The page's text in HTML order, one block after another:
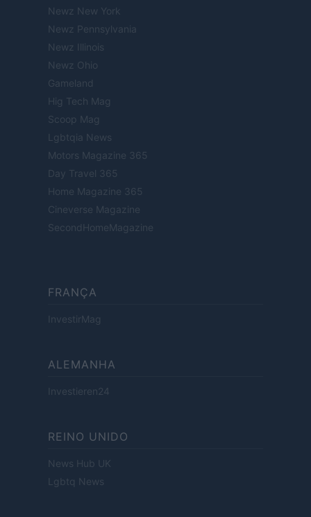
Newz New York
Newz Pennsylvania
Newz Illinois
Newz Ohio
Gameland
Hig Tech Mag
Scoop Mag
Lgbtqia News
Motors Magazine 365
Day Travel 365
Home Magazine 365
Cineverse Magazine
SecondHomeMagazine
FRANÇA
InvestirMag
ALEMANHA
Investieren24
REINO UNIDO
News Hub UK
Lgbtq News